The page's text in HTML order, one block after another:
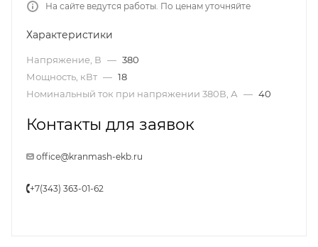
На сайте ведутся работы. По ценам уточняйте
Характеристики
Напряжение, В — 380
Мощность, кВт — 18
Номинальный ток при напряжении 380В, А — 40
Контакты для заявок
office@kranmash-ekb.ru
+7(343) 363-01-62